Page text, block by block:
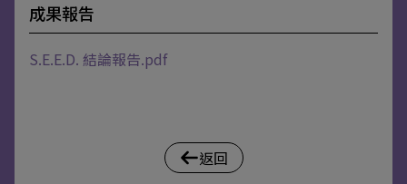
成果報告
S.E.E.D. 結論報告.pdf
返回